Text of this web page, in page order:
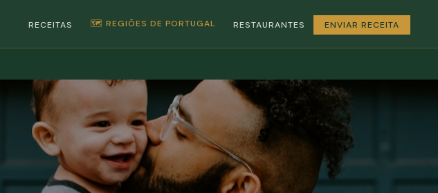
RECEITAS 🗺️ REGIÕES DE PORTUGAL RESTAURANTES ENVIAR RECEITA